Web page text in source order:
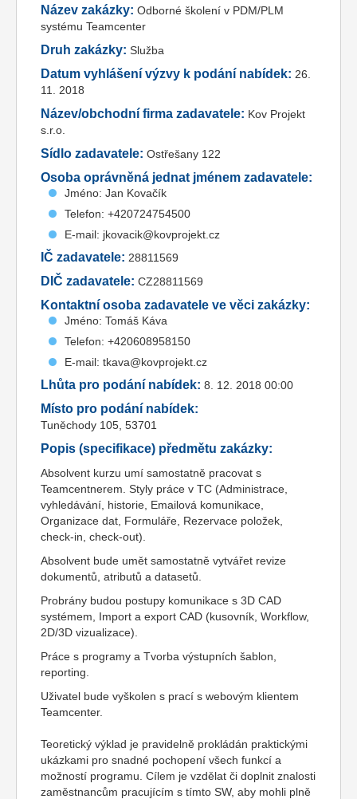
Název zakázky: Odborné školení v PDM/PLM
systému Teamcenter
Druh zakázky: Služba
Datum vyhlášení výzvy k podání nabídek: 26.
11. 2018
Název/obchodní firma zadavatele: Kov Projekt
s.r.o.
Sídlo zadavatele: Ostřešany 122
Osoba oprávněná jednat jménem zadavatele:
Jméno: Jan Kovačík
Telefon: +420724754500
E-mail: jkovacik@kovprojekt.cz
IČ zadavatele: 28811569
DIČ zadavatele: CZ28811569
Kontaktní osoba zadavatele ve věci zakázky:
Jméno: Tomáš Káva
Telefon: +420608958150
E-mail: tkava@kovprojekt.cz
Lhůta pro podání nabídek: 8. 12. 2018 00:00
Místo pro podání nabídek:
Tuněchody 105, 53701
Popis (specifikace) předmětu zakázky:
Absolvent kurzu umí samostatně pracovat s
Teamcentnerem. Styly práce v TC (Administrace,
vyhledávání, historie, Emailová komunikace,
Organizace dat, Formuláře, Rezervace položek,
check-in, check-out).
Absolvent bude umět samostatně vytvářet revize
dokumentů, atributů a datasetů.
Probrány budou postupy komunikace s 3D CAD
systémem, Import a export CAD (kusovník, Workflow,
2D/3D vizualizace).
Práce s programy a Tvorba výstupních šablon,
reporting.
Uživatel bude vyškolen s prací s webovým klientem
Teamcenter.
Teoretický výklad je pravidelně prokládán praktickými
ukázkami pro snadné pochopení všech funkcí a
možností programu. Cílem je vzdělat či doplnit znalosti
zaměstnancům pracujícím s tímto SW, aby mohli plně